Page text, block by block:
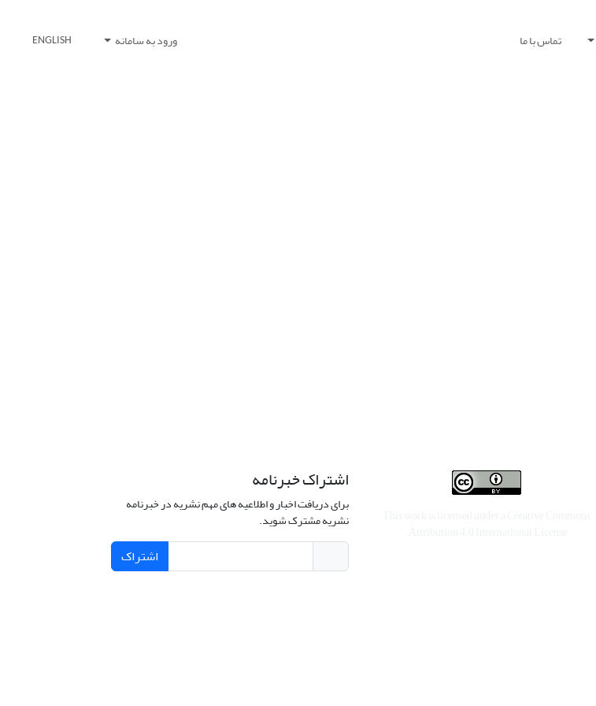
تماس با ما ورود به سامانه ENGLISH
اشتراک خبرنامه
برای دریافت اخبار و اطلاعیه های مهم نشریه در خبرنامه
نشریه مشترک شوید.
اشتراک